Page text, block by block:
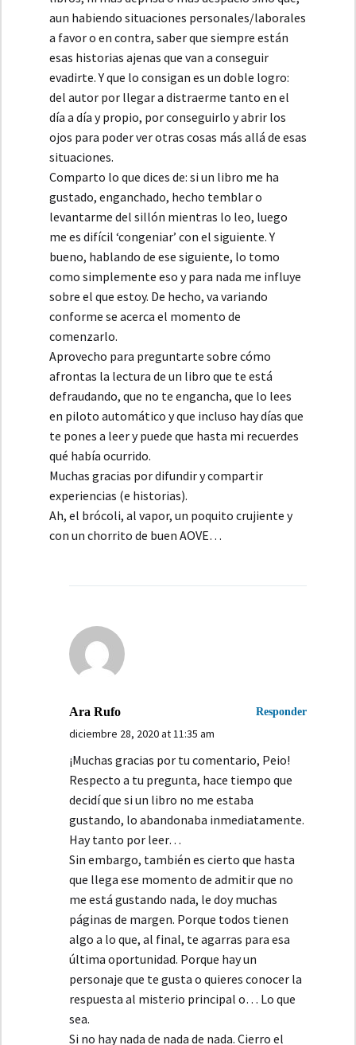
aun habiendo situaciones personales/laborales
a favor o en contra, saber que siempre están
esas historias ajenas que van a conseguir
evadirte. Y que lo consigan es un doble logro:
del autor por llegar a distraerme tanto en el
día a día y propio, por conseguirlo y abrir los
ojos para poder ver otras cosas más allá de esas
situaciones.
Comparto lo que dices de: si un libro me ha
gustado, enganchado, hecho temblar o
levantarme del sillón mientras lo leo, luego
me es difícil ‘congeniar’ con el siguiente. Y
bueno, hablando de ese siguiente, lo tomo
como simplemente eso y para nada me influye
sobre el que estoy. De hecho, va variando
conforme se acerca el momento de
comenzarlo.
Aprovecho para preguntarte sobre cómo
afrontas la lectura de un libro que te está
defraudando, que no te engancha, que lo lees
en piloto automático y que incluso hay días que
te pones a leer y puede que hasta mi recuerdes
qué había ocurrido.
Muchas gracias por difundir y compartir
experiencias (e historias).
Ah, el brócoli, al vapor, un poquito crujiente y
con un chorrito de buen AOVE…
Ara Rufo Responder
diciembre 28, 2020 at 11:35 am
¡Muchas gracias por tu comentario, Peio!
Respecto a tu pregunta, hace tiempo que
decidí que si un libro no me estaba
gustando, lo abandonaba inmediatamente.
Hay tanto por leer…
Sin embargo, también es cierto que hasta
que llega ese momento de admitir que no
me está gustando nada, le doy muchas
páginas de margen. Porque todos tienen
algo a lo que, al final, te agarras para esa
última oportunidad. Porque hay un
personaje que te gusta o quieres conocer la
respuesta al misterio principal o… Lo que
sea.
Si no hay nada de nada de nada. Cierro el